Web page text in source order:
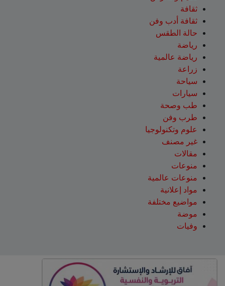
ثقافة
ثقافة أدب وفن
حالة الطقس
رياضة
رياضة عالمية
زراعة
سياحة
سيارات
طب وصحة
طرب وفن
علوم وتكنولوجيا
غير مصنف
مقالات
منوعات
منوعات عالمية
مواد إعلانية
مواضيع مختلفة
موضة
وفيات